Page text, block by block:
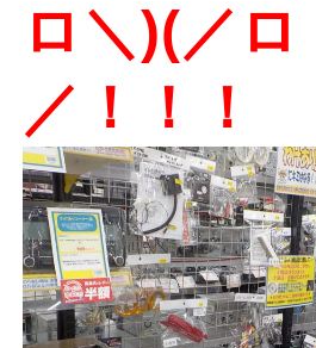
ロ＼)(／ロ
／！！！